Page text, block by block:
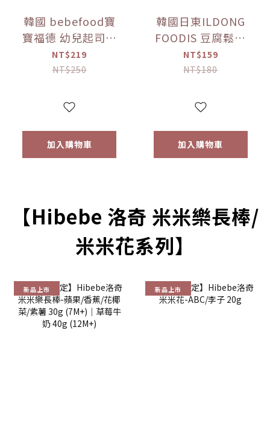
韓國 bebefood寶
寶福德 幼兒起司優
格豆豆 原味/蘋果
(16g) 【優惠限定】
NT$219
NT$250
加入購物車
韓國日東ILDONG
FOODIS 豆腐鬆餅
餅乾 香蕉/馬鈴薯
(64g) 【優惠限定】
NT$159
NT$180
加入購物車
【Hibebe 洛奇 米米樂長棒/
米米花系列】
新品上市 新品上市